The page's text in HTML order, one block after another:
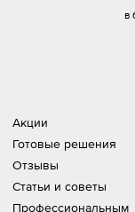
Акции
Готовые решения
Отзывы
Статьи и советы
Профессиональным
в